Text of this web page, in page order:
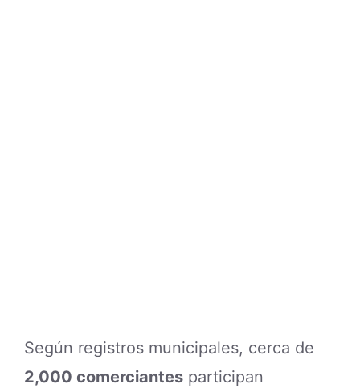
Según registros municipales, cerca de
2,000 comerciantes participan